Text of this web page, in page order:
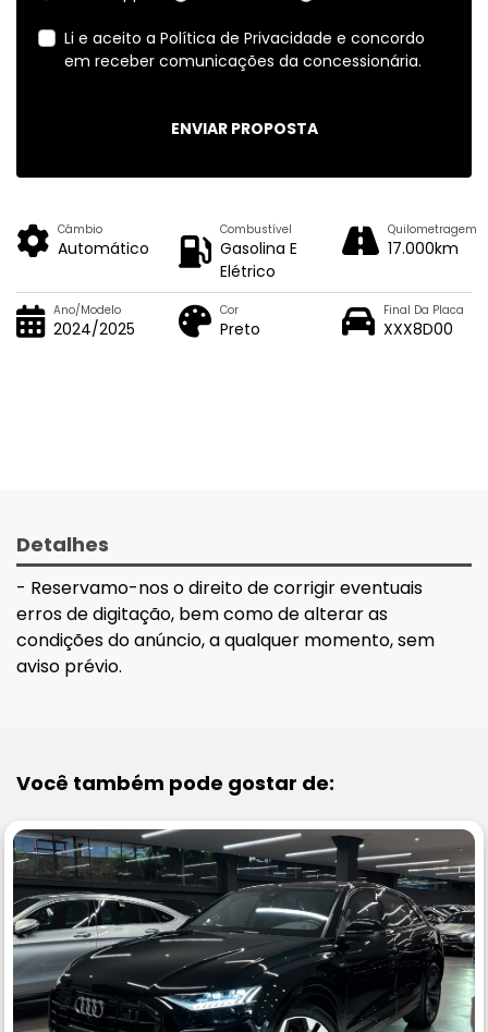
Li e aceito a Política de Privacidade e concordo
em receber comunicações da concessionária.
ENVIAR PROPOSTA
Câmbio
Automático
Combustível
Gasolina E
Elétrico
Quilometragem
17.000km
Ano/Modelo
2024/2025
Cor
Preto
Final Da Placa
XXX8D00
Detalhes
- Reservamo-nos o direito de corrigir eventuais
erros de digitação, bem como de alterar as
condições do anúncio, a qualquer momento, sem
aviso prévio.
Você também pode gostar de: